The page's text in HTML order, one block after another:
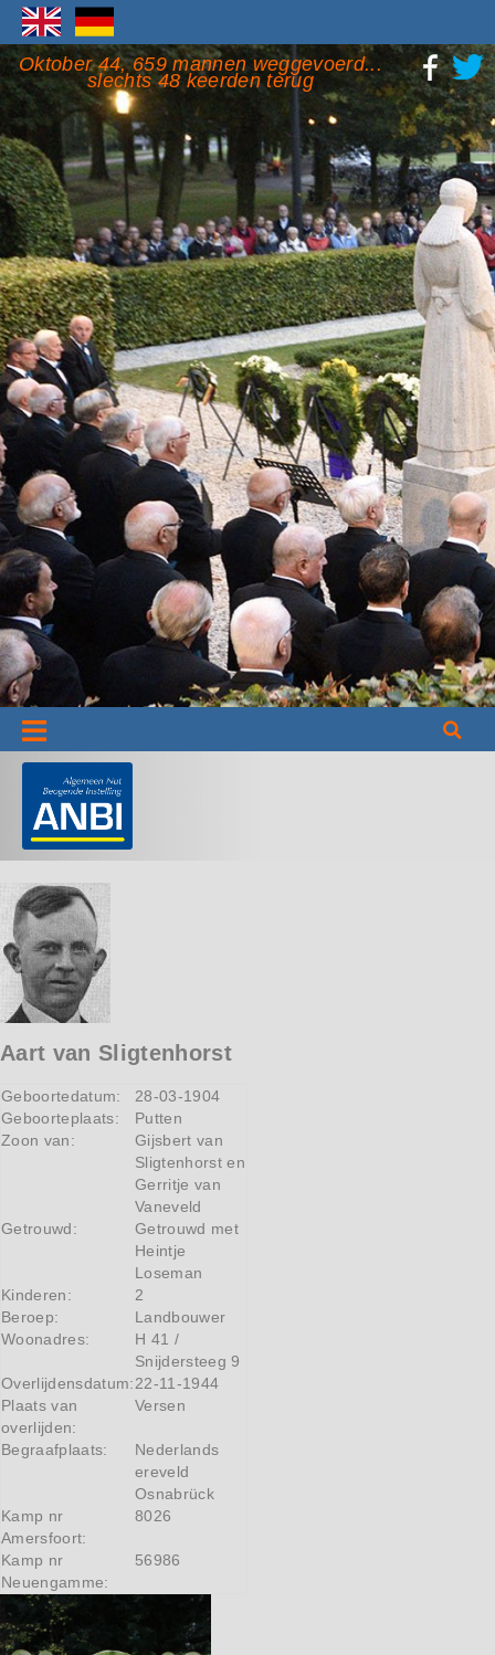
Oktober 44, 659 mannen weggevoerd...
slechts 48 keerden terug
Informatie
Aart van Sligtenhorst
Geboortedatum:
28-03-1904
Geboorteplaats:
Putten
Zoon van:
Gijsbert van
Sligtenhorst en
Gerritje van
Vaneveld
Getrouwd:
Getrouwd met
Heintje
Loseman
Kinderen:
2
Beroep:
Landbouwer
Woonadres:
H 41 /
Snijdersteeg 9
Overlijdensdatum:22-11-1944
Plaats van
overlijden:
Versen
Begraafplaats:
Nederlands
ereveld
Osnabrück
Kamp nr
Amersfoort:
8026
Kamp nr
Neuengamme:
56986